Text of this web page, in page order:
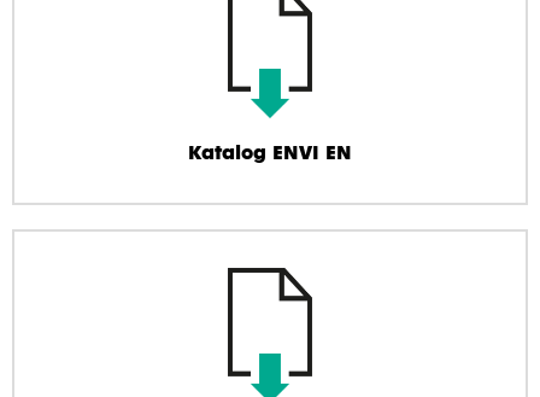
Katalog ENVI EN